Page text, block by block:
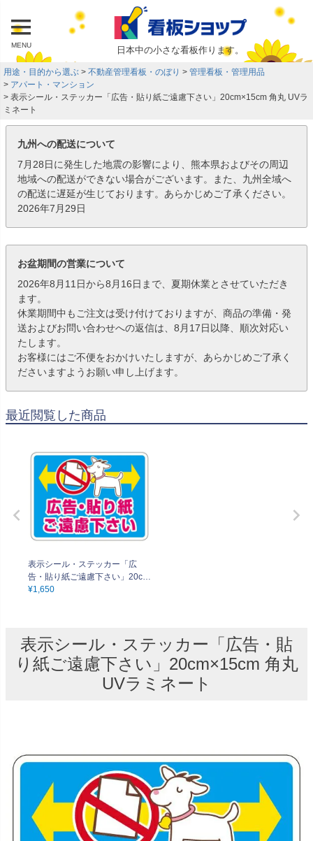
MENU 日本中の小さな看板作ります。
用途・目的から選ぶ 不動産管理看板・のぼり
管理看板・管理用品
アパート・マンション
表示シール・ステッカー「広告・貼り紙ご遠慮下さい」20cm×15cm 角丸 UVラ
ミネート
九州への配送について
7月28日に発生した地震の影響により、熊本県およびその周辺
地域への配送ができない場合がございます。また、九州全域へ
の配送に遅延が生じております。あらかじめご了承ください。
2026年7月29日
お盆期間の営業について
2026年8月11日から8月16日まで、夏期休業とさせていただき
ます。
休業期間中もご注文は受け付けておりますが、商品の準備・発
送およびお問い合わせへの返信は、8月17日以降、順次対応い
たします。
お客様にはご不便をおかけいたしますが、あらかじめご了承く
ださいますようお願い申し上げます。
最近閲覧した商品
表示シール・ステッカー「広
告・貼り紙ご遠慮下さい」20cm
×15cm 角丸 UVラミネート
¥1,650
表示シール・ステッカー「広告・貼
り紙ご遠慮下さい」20cm×15cm 角丸
UVラミネート